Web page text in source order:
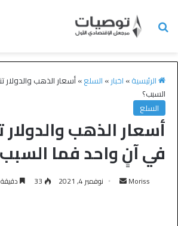
الرئيسية» اخبار» السلع»أسعار الذهب
السبب؟
السلع
أسعار الذهب
في آنٍ واحد فما
Moriss نوفمبر 4, 2021 33